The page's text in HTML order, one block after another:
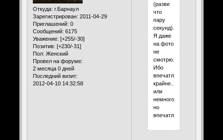
Откуда: г.Барнаул
Зарегистрирован: 2011-04-29
Приглашений: 0
Сообщений: 6175
Уважение: [+255/-30]
Позитив: [+230/-31]
Пол: Женский
Провел на форуме:
2 месяца 0 дней
Последний визит:
2012-04-10 14:32:58
(разве
что
пару
секунд).
Я даже
на фото
не
смотрю.
Ибо
впечатлительная
крайне...
или
немного,
но
впечатлительная.)